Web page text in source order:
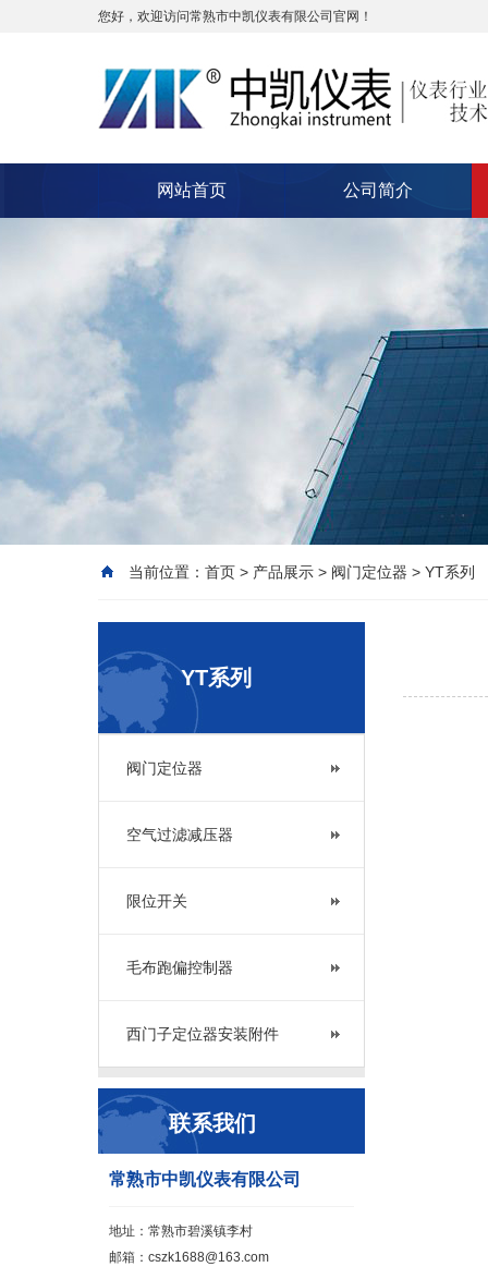
您好，欢迎访问常熟市中凯仪表有限公司官网！
网站首页 公司简介
当前位置： 首页 > 产品展示 > 阀门定位器 > YT系列
YT系列
阀门定位器
空气过滤减压器
限位开关
毛布跑偏控制器
西门子定位器安装附件
联系我们
常熟市中凯仪表有限公司
地址：常熟市碧溪镇李村
邮箱：cszk1688@163.com